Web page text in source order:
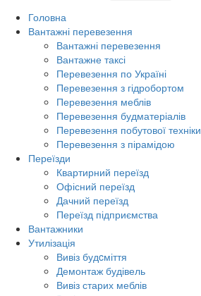
Головна
Вантажні перевезення
Вантажні перевезення
Вантажне таксі
Перевезення по Україні
Перевезення з гідробортом
Перевезення меблів
Перевезення будматеріалів
Перевезення побутової техніки
Перевезення з пірамідою
Переїзди
Квартирний переїзд
Офісний переїзд
Дачний переїзд
Переїзд підприємства
Вантажники
Утилізація
Вивіз будcміття
Демонтаж будівель
Вивіз старих меблів